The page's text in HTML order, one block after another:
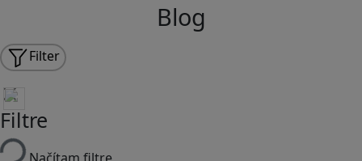
Blog
Filter
Filtre